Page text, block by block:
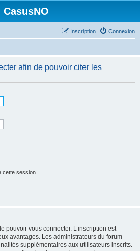
CasusNO
Connexion
Inscription
afin de pouvoir citer les
cette session
pouvoir vous connecter. L’inscription est
avantages. Les administrateurs du forum
supplémentaires aux utilisateurs inscrits.